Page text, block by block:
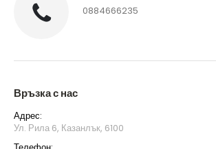
0884666235
Връзка с нас
Адрес:
Ул. Рила 6, Казанлък, 6100